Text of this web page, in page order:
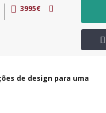
3995€
de design para uma